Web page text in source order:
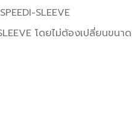
SLEEVE
โดยไม่ต้องเปลี่ยนขนา